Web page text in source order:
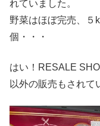
れていました。
野菜はほぼ完売、５
個・・・
はい！RESALE
以外の販売もされて